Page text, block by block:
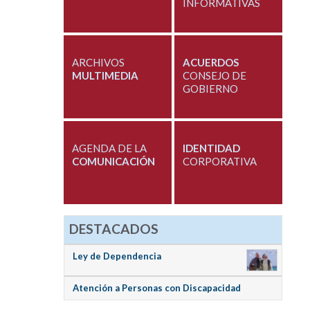
INFORMATIVAS
ARCHIVOS
MULTIMEDIA
ACUERDOS
CONSEJO DE
GOBIERNO
AGENDA DE LA
COMUNICACIÓN
IDENTIDAD
CORPORATIVA
DESTACADOS
Ley de Dependencia
Atención a Personas con Discapacidad